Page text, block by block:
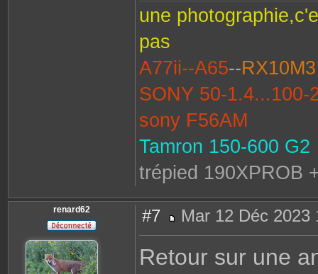
une
pas
A77ii--A65--RX10M3
SONY 50-1.4...100-
sony F56AM
Tamron 150-600 G2
trépied 190XPROB
renard62 #7
e
a
Mar 12 Déc 2023
Retour sur une